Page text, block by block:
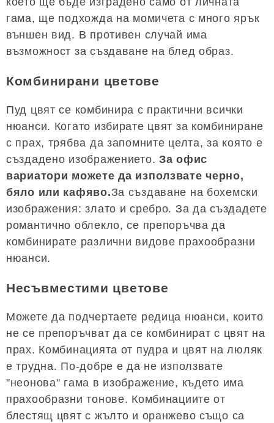
гама, ще подхожда на момичета с много ярък
външен вид. В противен случай има
възможност за създаване на блед образ.
Комбинирани цветове
Пуд цвят се комбинира с практични всички
нюанси. Когато избирате цвят за комбиниране
с прах, трябва да запомните целта, за която е
създадено изображението.За офис
вариатори можете да използвате черно,
бяло или кафяво.За създаване на бохемски
изображения: злато и сребро. За да създадете
романтично облекло, се препоръчва да
комбинирате различни видове прахообразни
нюанси.
Несъвместими цветове
Можете да подчертаете редица нюанси, които
не се препоръчват да се комбинират с цвят на
прах. Комбинацията от пудра и цвят на люляк
е трудна. По-добре е да не използвате
"неонова" гама в изображение, където има
прахообразни тонове. Комбинациите от
блестящ цвят с жълто и оранжево също са